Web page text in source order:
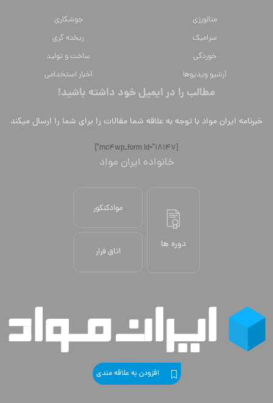
متالورژي
جوشکاری
سراميك
ریخته گری
خوردگی
ساخت و تولید
آرشیو ویدیوها
آخبار استخدامی
مطالب را در ایمیل خود داشته باشید!
خبرنامه ایران مواد با توجه به علاقه شما مقالات را برای شما را ارسال میکند
[mc4wp_form id="18147"]
خانواده ایران مواد
دوره ها
موادکنکور
اتاق فرار
افزودن به علاقه مندی